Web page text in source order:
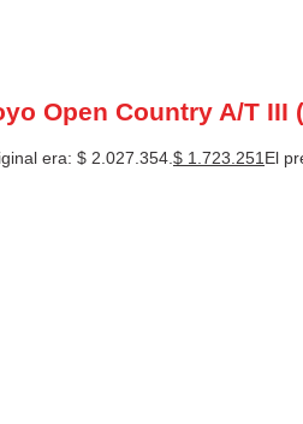
Open Country A/T III
era: $ 2.027.354. $ 1.723.251 El